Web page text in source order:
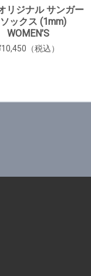
リジナル サンガー
ソックス (1mm)
WOMEN’S
（税込）